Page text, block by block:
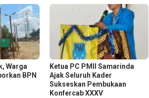
Warga
BPN
Ketua PC PMII Samarinda
Ajak Seluruh Kader
Sukseskan Pembukaan
Konfercab XXXV